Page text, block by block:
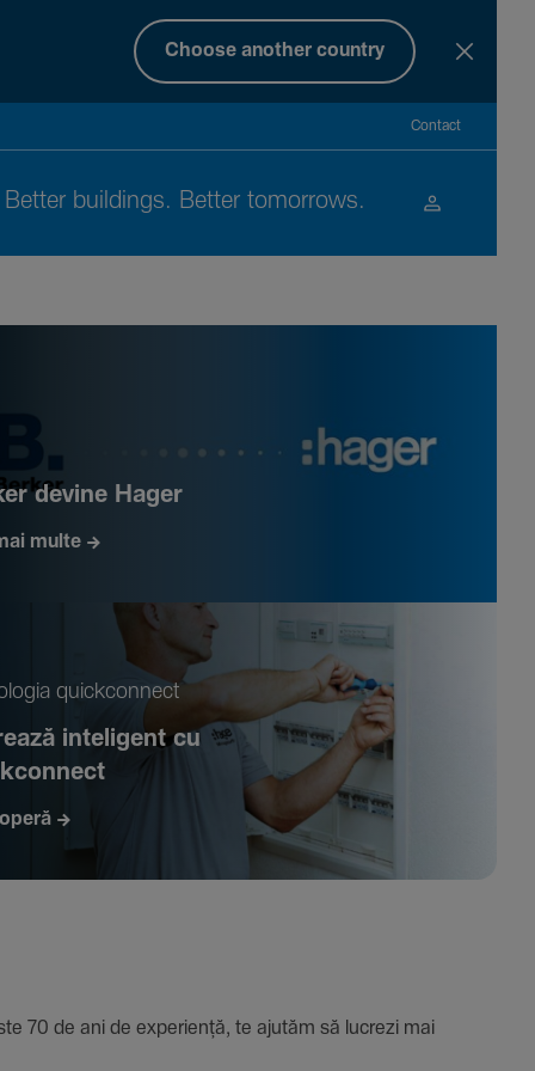
Choose another country
Contact
Better buil­dings. Better tomor­rows.
devine Hager
multe
quickconnect
inte­li­gent cu
de ani de expe­riență, te ajutăm să lucrezi mai